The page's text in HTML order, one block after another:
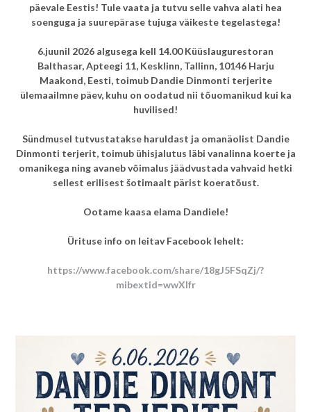
päevale Eestis! Tule vaata ja tutvu selle vahva alati hea
soenguga ja suurepärase tujuga väikeste tegelastega!
6.juunil 2026 algusega kell 14.00 Küüslaugurestoran
Balthasar, Apteegi 11, Kesklinn, Tallinn, 10146 Harju
Maakond, Eesti, toimub Dandie Dinmonti terjerite
ülemaailmne päev, kuhu on oodatud nii tõuomanikud kui ka
huvilised!
Sündmusel tutvustatakse haruldast ja omanäolist Dandie
Dinmonti terjerit, toimub ühisjalutus läbi vanalinna koerte ja
omanikega ning avaneb võimalus jäädvustada vahvaid hetki
sellest erilisest šotimaalt pärist koeratõust.
Ootame kaasa elama Dandiele!
Ürituse info on leitav Facebook lehelt:
https://www.facebook.com/share/18gJ5FSqZj/?
mibextid=wwXIfr